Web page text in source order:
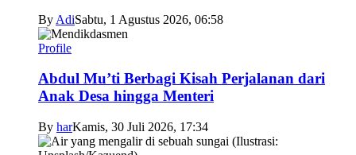
By AdiSabtu, 1 Agustus 2026, 06:58
Profile
Abdul Mu’ti Berbagi Kisah Perjalanan dari
Anak Desa hingga Menteri
By harKamis, 30 Juli 2026, 17:34